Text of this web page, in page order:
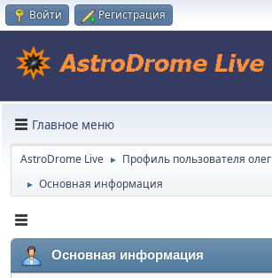
Войти Регистрация
Главное меню
AstroDrome Live ► Профиль пользователя олег
► Основная информация
Основная информация